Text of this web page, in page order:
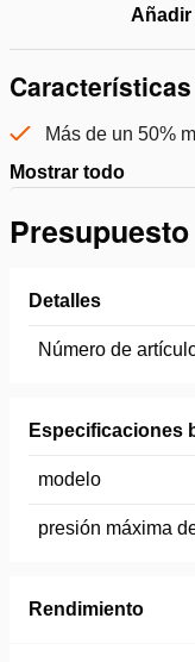
Añadir
Más de un 50%
Mostrar todo
Presupuesto
Detalles
Número de
Especificaciones
modelo
presión máxima
Rendimiento